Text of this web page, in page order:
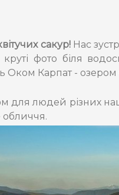
сакур!Нас
фото біля
Оком Карпат -
для людей різних
обличчя.